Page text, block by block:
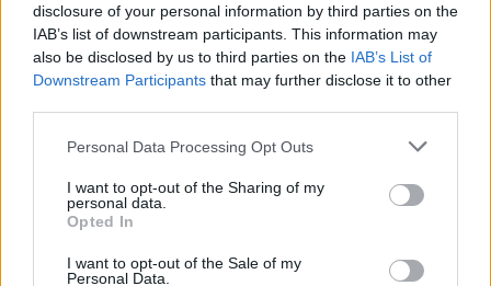
disclosure of your personal information by third parties on the
IAB’s list of downstream participants. This information may
also be disclosed by us to third parties on the IAB’s List of
Downstream Participants that may further disclose it to other
Please note that this website/app uses one or more Google
not limited to your visit or usage behaviour. You may click to
grant or deny consent to Google and its third-party tags to
use your data for below specified purposes in below Google
consent section.
Personal Data Processing Opt Outs
I want to opt-out of the Sharing of my
personal data.
Opted In
I want to opt-out of the Sale of my
Personal Data.
νερό;
27/11/2025 - 12:07
λειψυδρία – Τα επόμενα βήματα